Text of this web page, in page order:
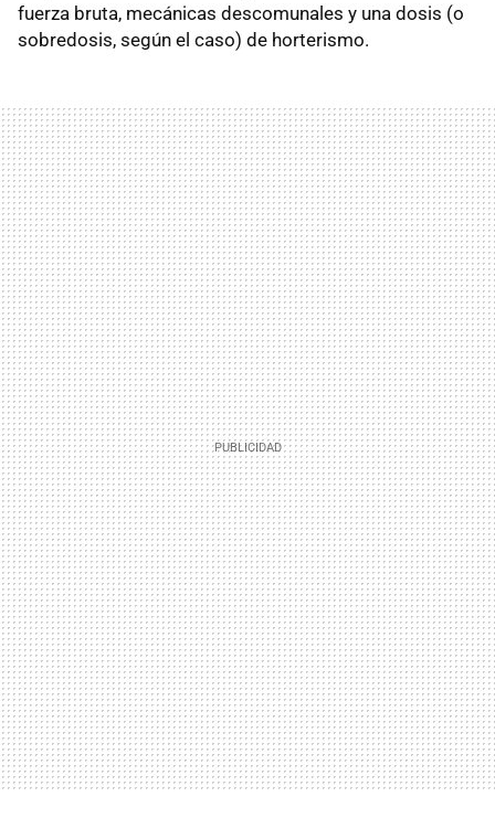
fuerza bruta, mecánicas descomunales y una dosis (o
sobredosis, según el caso) de horterismo.